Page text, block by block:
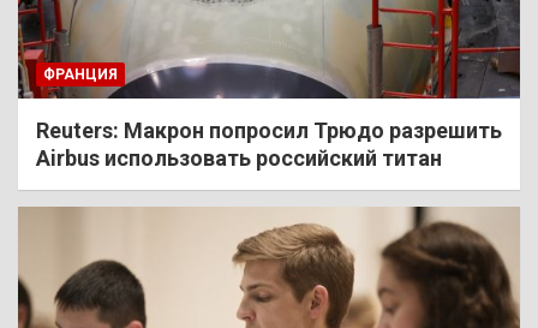
ФРАНЦИЯ
Reuters: Макрон попросил Трюдо разрешить
Airbus использовать российский титан